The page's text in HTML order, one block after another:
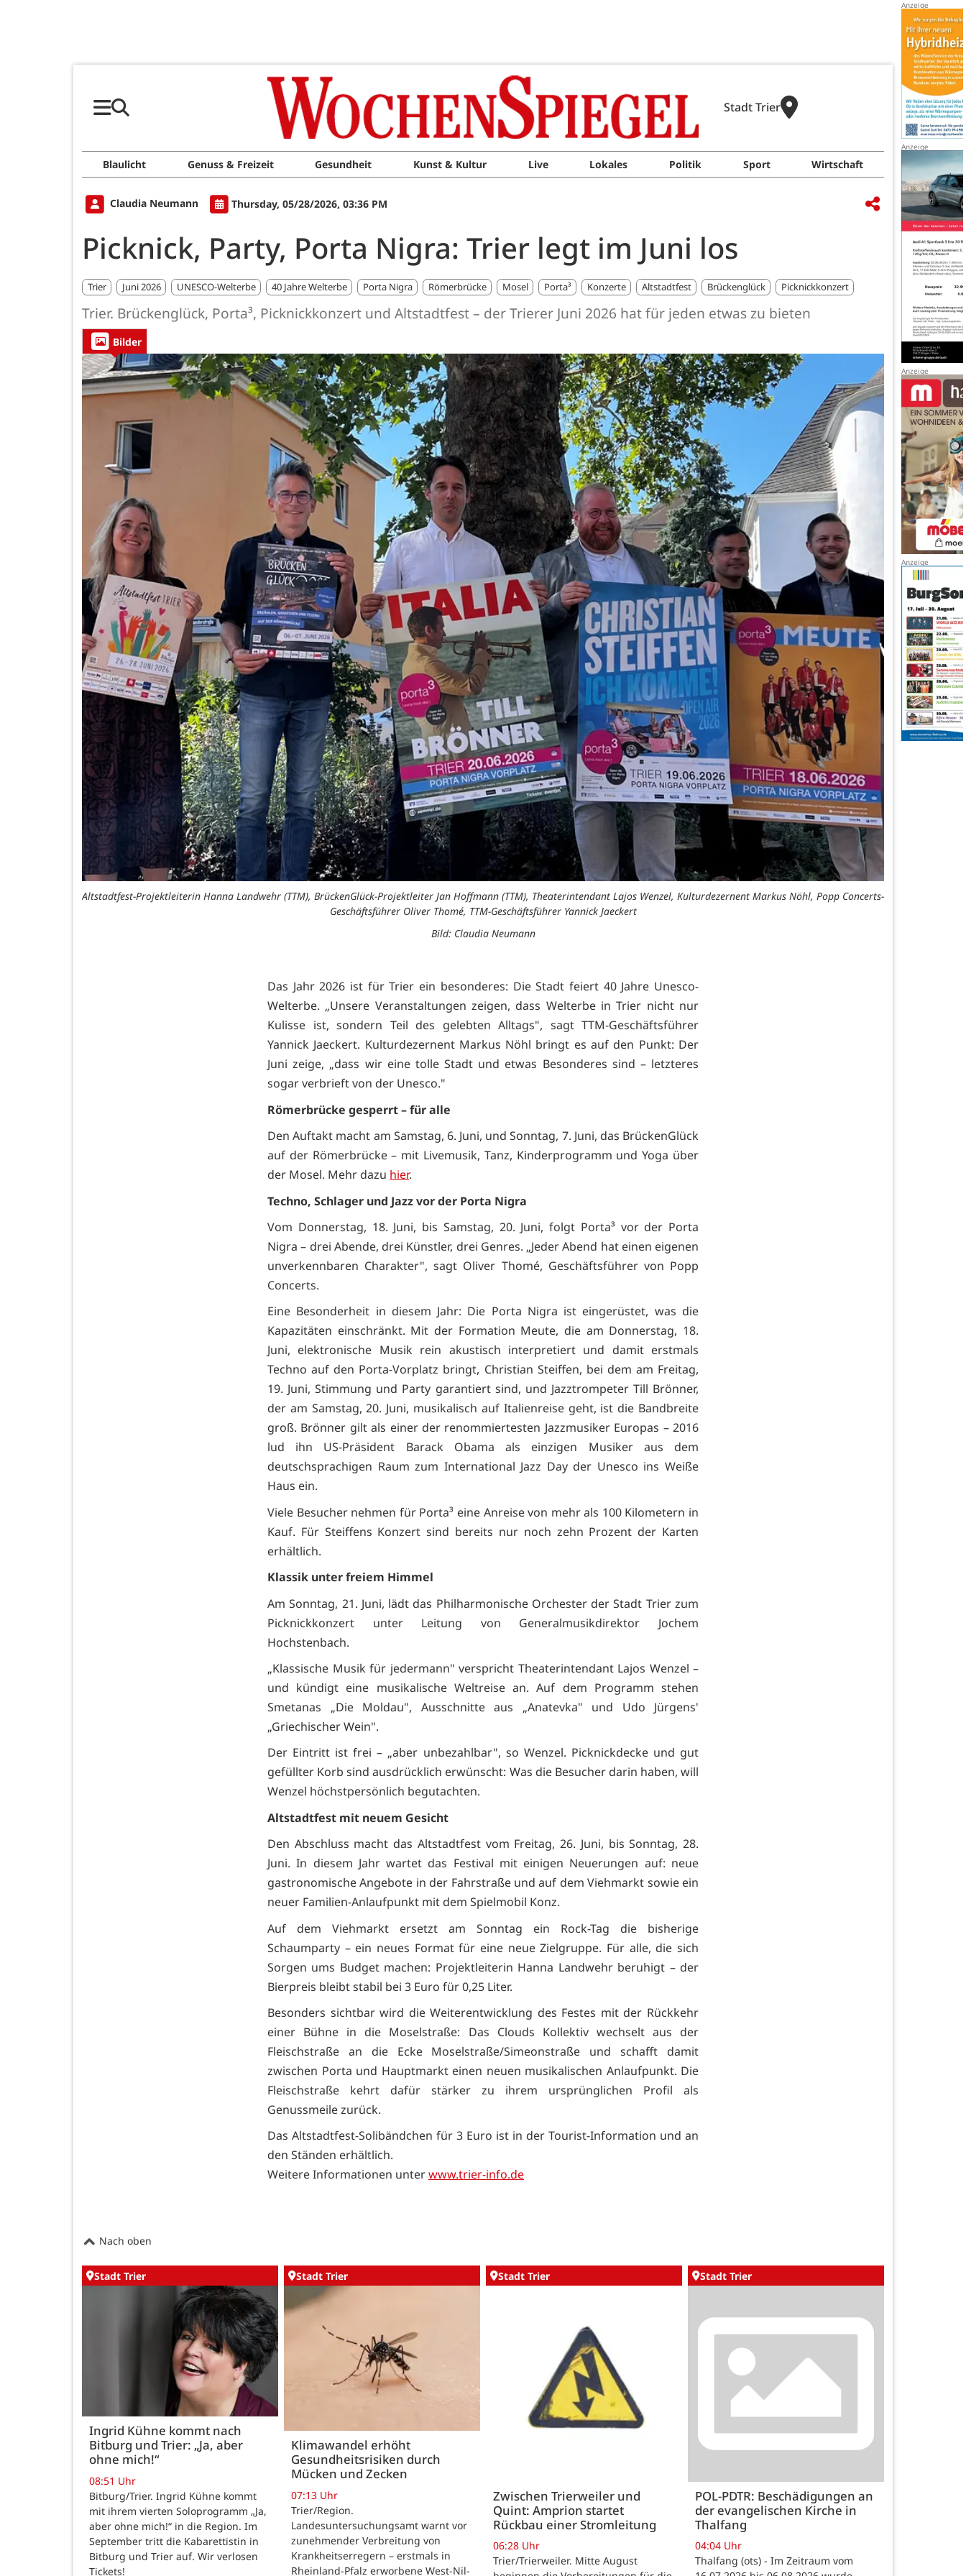
Stadt Trier
Blaulicht Genuss & Freizeit Gesundheit Kunst & Kultur Live Lokales Politik Sport Wirtschaft
Claudia Neumann Thursday, 05/28/2026, 03:36 PM
Picknick, Party, Porta Nigra: Trier legt im Juni los
Trier Juni 2026 UNESCO-Welterbe 40 Jahre Welterbe Porta Nigra Römerbrücke Mosel Porta³ Konzerte Altstadtfest Brückenglück Picknickkonzert
Trier. Brückenglück, Porta³, Picknickkonzert und Altstadtfest – der Trierer Juni 2026 hat für jeden etwas zu bieten
Bilder
Altstadtfest-Projektleiterin Hanna Landwehr (TTM), BrückenGlück-Projektleiter Jan Hoffmann (TTM), Theaterintendant Lajos Wenzel, Kulturdezernent Markus Nöhl, Popp Concerts-
Geschäftsführer Oliver Thomé, TTM-Geschäftsführer Yannick Jaeckert
Bild: Claudia Neumann
Das Jahr 2026 ist für Trier ein besonderes: Die Stadt feiert 40 Jahre Unesco-
Welterbe. „Unsere Veranstaltungen zeigen, dass Welterbe in Trier nicht nur
Kulisse ist, sondern Teil des gelebten Alltags", sagt TTM-Geschäftsführer
Yannick Jaeckert. Kulturdezernent Markus Nöhl bringt es auf den Punkt: Der
Juni zeige, „dass wir eine tolle Stadt und etwas Besonderes sind – letzteres
sogar verbrieft von der Unesco."
Römerbrücke gesperrt – für alle
Den Auftakt macht am Samstag, 6. Juni, und Sonntag, 7. Juni, das BrückenGlück
auf der Römerbrücke – mit Livemusik, Tanz, Kinderprogramm und Yoga über
der Mosel. Mehr dazu hier.
Techno, Schlager und Jazz vor der Porta Nigra
Vom Donnerstag, 18. Juni, bis Samstag, 20. Juni, folgt Porta³ vor der Porta
Nigra – drei Abende, drei Künstler, drei Genres. „Jeder Abend hat einen eigenen
unverkennbaren Charakter", sagt Oliver Thomé, Geschäftsführer von Popp
Concerts.
Eine Besonderheit in diesem Jahr: Die Porta Nigra ist eingerüstet, was die
Kapazitäten einschränkt. Mit der Formation Meute, die am Donnerstag, 18.
Juni, elektronische Musik rein akustisch interpretiert und damit erstmals
Techno auf den Porta-Vorplatz bringt, Christian Steiffen, bei dem am Freitag,
19. Juni, Stimmung und Party garantiert sind, und Jazztrompeter Till Brönner,
der am Samstag, 20. Juni, musikalisch auf Italienreise geht, ist die Bandbreite
groß. Brönner gilt als einer der renommiertesten Jazzmusiker Europas – 2016
lud ihn US-Präsident Barack Obama als einzigen Musiker aus dem
deutschsprachigen Raum zum International Jazz Day der Unesco ins Weiße
Haus ein.
Viele Besucher nehmen für Porta³ eine Anreise von mehr als 100 Kilometern in
Kauf. Für Steiffens Konzert sind bereits nur noch zehn Prozent der Karten
erhältlich.
Klassik unter freiem Himmel
Am Sonntag, 21. Juni, lädt das Philharmonische Orchester der Stadt Trier zum
Picknickkonzert unter Leitung von Generalmusikdirektor Jochem
Hochstenbach.
„Klassische Musik für jedermann" verspricht Theaterintendant Lajos Wenzel –
und kündigt eine musikalische Weltreise an. Auf dem Programm stehen
Smetanas „Die Moldau", Ausschnitte aus „Anatevka" und Udo Jürgens'
„Griechischer Wein".
Der Eintritt ist frei – „aber unbezahlbar", so Wenzel. Picknickdecke und gut
gefüllter Korb sind ausdrücklich erwünscht: Was die Besucher darin haben, will
Wenzel höchstpersönlich begutachten.
Altstadtfest mit neuem Gesicht
Den Abschluss macht das Altstadtfest vom Freitag, 26. Juni, bis Sonntag, 28.
Juni. In diesem Jahr wartet das Festival mit einigen Neuerungen auf: neue
gastronomische Angebote in der Fahrstraße und auf dem Viehmarkt sowie ein
neuer Familien-Anlaufpunkt mit dem Spielmobil Konz.
Auf dem Viehmarkt ersetzt am Sonntag ein Rock-Tag die bisherige
Schaumparty – ein neues Format für eine neue Zielgruppe. Für alle, die sich
Sorgen ums Budget machen: Projektleiterin Hanna Landwehr beruhigt – der
Bierpreis bleibt stabil bei 3 Euro für 0,25 Liter.
Besonders sichtbar wird die Weiterentwicklung des Festes mit der Rückkehr
einer Bühne in die Moselstraße: Das Clouds Kollektiv wechselt aus der
Fleischstraße an die Ecke Moselstraße/Simeonstraße und schafft damit
zwischen Porta und Hauptmarkt einen neuen musikalischen Anlaufpunkt. Die
Fleischstraße kehrt dafür stärker zu ihrem ursprünglichen Profil als
Genussmeile zurück.
Das Altstadtfest-Solibändchen für 3 Euro ist in der Tourist-Information und an
den Ständen erhältlich.
Weitere Informationen unterwww.trier-info.de
Nach oben
Stadt Trier
Ingrid Kühne kommt nach
Bitburg und Trier: „Ja, aber
ohne mich!“
08:51 Uhr
Bitburg/Trier. Ingrid Kühne kommt
mit ihrem vierten Soloprogramm „Ja,
aber ohne mich!“ in die Region. Im
September tritt die Kabarettistin in
Bitburg und Trier auf. Wir verlosen
Tickets!
Stadt Trier
Klimawandel erhöht
Gesundheitsrisiken durch
Mücken und Zecken
07:13 Uhr
Trier/Region.
Landesuntersuchungsamt warnt vor
zunehmender Verbreitung von
Krankheitserregern – erstmals in
Rheinland-Pfalz erworbene West-Nil-
Stadt Trier
Zwischen Trierweiler und
Quint: Amprion startet
Rückbau einer Stromleitung
06:28 Uhr
Trier/Trierweiler. Mitte August
Stadt Trier
POL-PDTR: Beschädigungen an
der evangelischen Kirche in
Thalfang
04:04 Uhr
Thalfang (ots) - Im Zeitraum vom